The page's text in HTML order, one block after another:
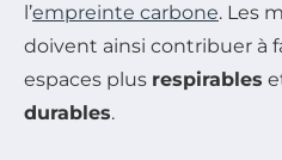
l’empreinte carbone. Les
doivent ainsi contribuer à
espaces plus respirables
durables.